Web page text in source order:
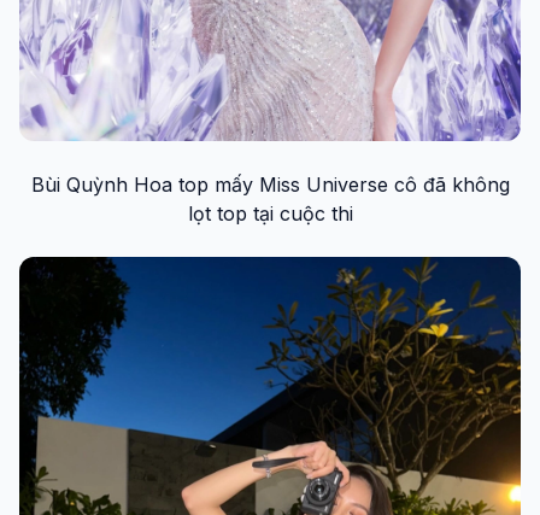
Bùi Quỳnh Hoa top mấy Miss Universe cô đã không
lọt top tại cuộc thi